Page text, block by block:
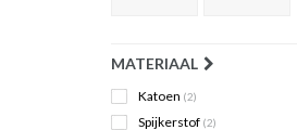
MATERIAAL
Katoen (2)
Spijkerstof (2)